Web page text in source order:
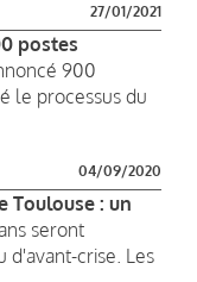
27/01/2021
postes
900
le processus du
04/09/2020
Toulouse : un
seront
d'avant-crise. Les